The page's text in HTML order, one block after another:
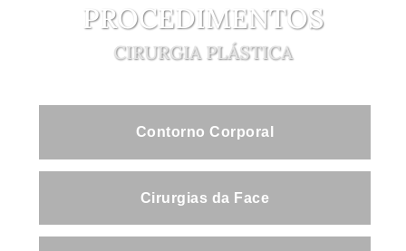
PROCEDIMENTOS
CIRURGIA PLÁSTICA
Contorno Corporal
Cirurgias da Face